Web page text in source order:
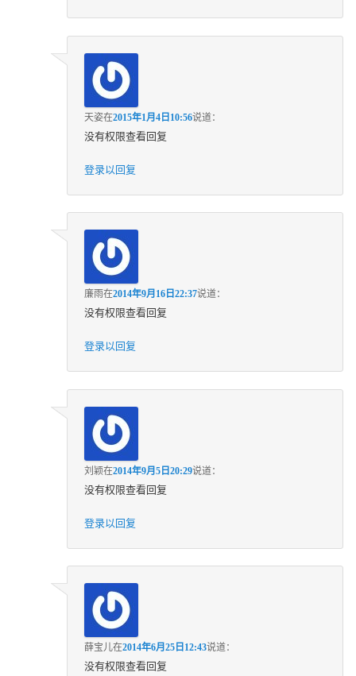
天姿在2015年1月4日10:56说道：
没有权限查看回复
登录以回复
廉雨在2014年9月16日22:37说道：
没有权限查看回复
登录以回复
刘颖在2014年9月5日20:29说道：
没有权限查看回复
登录以回复
薛宝儿在2014年6月25日12:43说道：
没有权限查看回复